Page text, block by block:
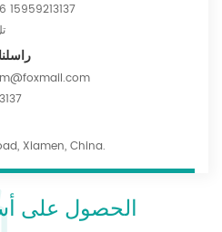
15959213137
Xiamen, China.
الحصول على